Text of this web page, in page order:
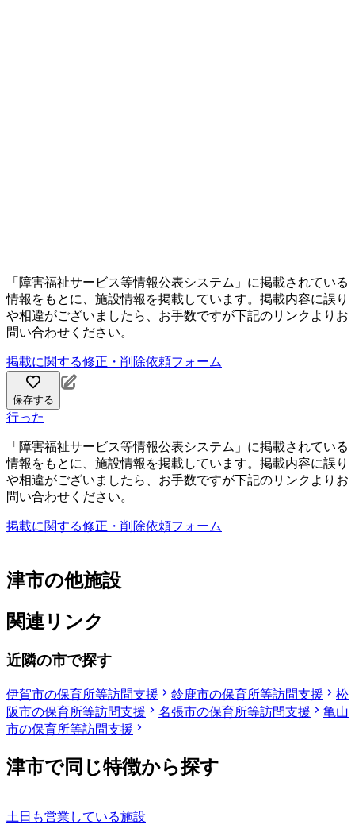
「障害福祉サービス等情報公表システム」に掲載されている
情報をもとに、施設情報を掲載しています。掲載内容に誤り
や相違がございましたら、お手数ですが下記のリンクよりお
問い合わせください。
掲載に関する修正・削除依頼フォーム
保存する
行った
「障害福祉サービス等情報公表システム」に掲載されている
情報をもとに、施設情報を掲載しています。掲載内容に誤り
や相違がございましたら、お手数ですが下記のリンクよりお
問い合わせください。
掲載に関する修正・削除依頼フォーム
津市の他施設
関連リンク
近隣の市で探す
伊賀市の保育所等訪問支援 鈴鹿市の保育所等訪問支援
松
阪市の保育所等訪問支援
名張市の保育所等訪問支援
亀山
市の保育所等訪問支援
津市で同じ特徴から探す
土日も営業している施設